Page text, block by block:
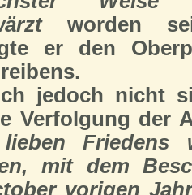
worden
er den
jedoch nicht
Verfolgung der
Friedens
mit dem
vorigen